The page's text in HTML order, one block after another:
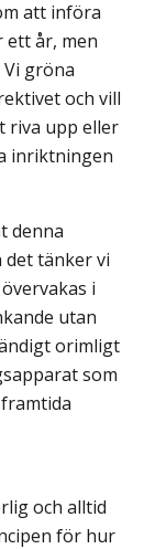
att införa
ett år, men
gröna
och vill
riva upp eller
inriktningen
denna
tänker vi
i
utan
orimligt
som
och alltid
för hur